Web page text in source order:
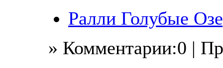
Ралли Голубые
» Комментарии:0 |